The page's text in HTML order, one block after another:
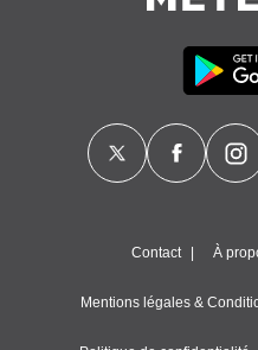
Contact À
Mentions légales &